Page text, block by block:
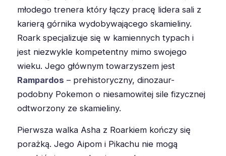
młodego trenera który łączy pracę lidera sali z
karierą górnika wydobywającego skamieliny.
Roark specjalizuje się w kamiennych typach i
jest niezwykle kompetentny mimo swojego
wieku. Jego głównym towarzyszem jest
Rampardos – prehistoryczny, dinozaur-
podobny Pokemon o niesamowitej sile fizycznej
odtworzony ze skamieliny.
Pierwsza walka Asha z Roarkiem kończy się
porażką. Jego Aipom i Pikachu nie mogą